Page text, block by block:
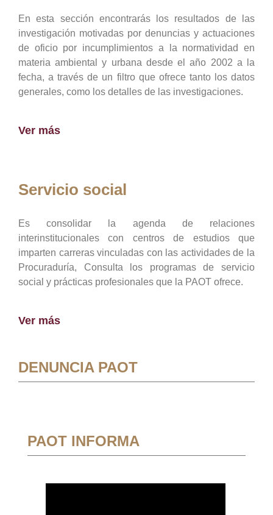
En esta sección encontrarás los resultados de las
investigación motivadas por denuncias y actuaciones
de oficio por incumplimientos a la normatividad en
materia ambiental y urbana desde el año 2002 a la
fecha, a través de un filtro que ofrece tanto los datos
generales, como los detalles de las investigaciones.
Ver más
Servicio social
Es consolidar la agenda de relaciones
interinstitucionales con centros de estudios que
imparten carreras vinculadas con las actividades de la
Procuraduría, Consulta los programas de servicio
social y prácticas profesionales que la PAOT ofrece.
Ver más
DENUNCIA PAOT
PAOT INFORMA